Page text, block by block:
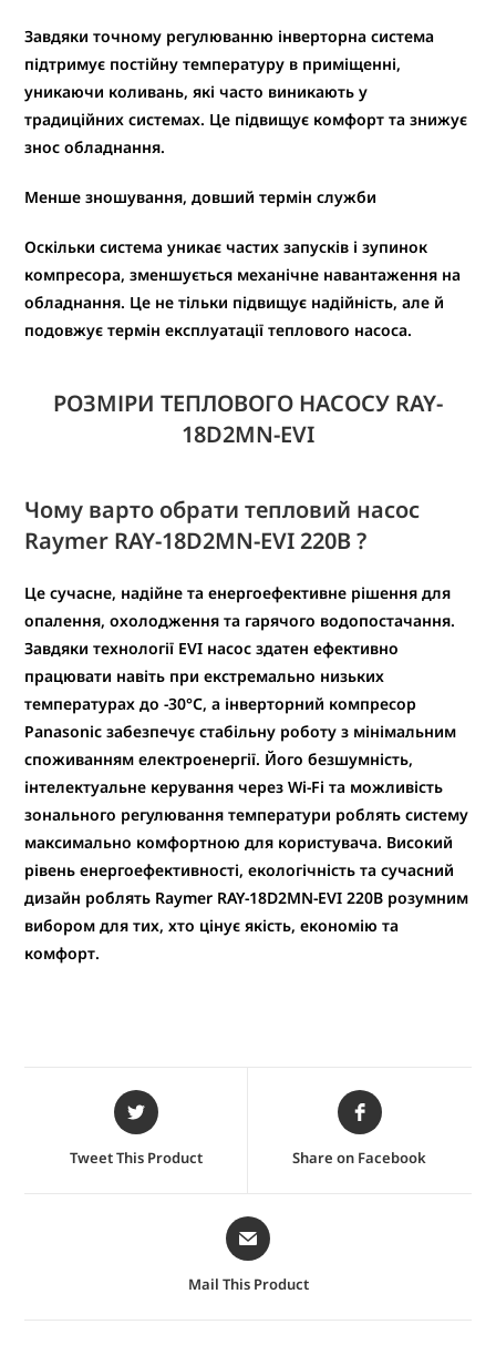
Завдяки точному регулюванню інверторна система
підтримує постійну температуру в приміщенні,
уникаючи коливань, які часто виникають у
традиційних системах. Це підвищує комфорт та знижує
знос обладнання.
Менше зношування, довший термін служби
Оскільки системауникає частих запусків і зупинок
компресора, зменшується механічне навантаження на
обладнання. Це не тільки підвищує надійність, але й
подовжує термін експлуатації теплового насоса.
РОЗМІРИ ТЕПЛОВОГО НАСОСУ RAY-
18D2MN-EVI
Чому варто обрати тепловий насос
Raymer RAY-18D2MN-EVI 220В ?
Це сучасне, надійне та енергоефективне рішення для
опалення, охолодження та гарячого водопостачання.
Завдяки технології EVI насос здатен ефективно
працювати навіть при екстремально низьких
температурах до -30°C, а інверторний компресор
Panasonic забезпечує стабільну роботу з мінімальним
споживанням електроенергії. Його безшумність,
інтелектуальне керування через Wi-Fi та можливість
зонального регулювання температури роблять систему
максимально комфортною для користувача. Високий
рівень енергоефективності, екологічність та сучасний
дизайн роблять Raymer RAY-18D2MN-EVI 220В розумним
вибором для тих, хто цінує якість, економію та
комфорт.
Tweet This Product Share on Facebook
Mail This Product